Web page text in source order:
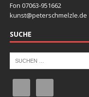
Fon 07063-951662
kunst@peterschmelzle.de
SUCHE